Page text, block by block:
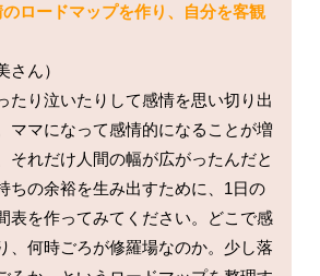
のロードマップを作り、自分を客観
さん）
たり泣いたりして感情を思い切り出
ママになって感情的になることが増
それだけ人間の幅が広がったんだと
ちの余裕を生み出すために、1日の
表を作ってみてください。どこで感
、何時ごろが修羅場なのか。少し落